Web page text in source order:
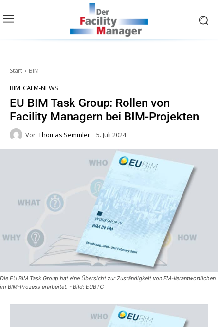
Start BIM
BIM CAFM-NEWS
EU BIM Task Group: Rollen von
Facility Managern bei BIM-Projekten
Von Thomas Semmler 5. Juli 2024
Die EU BIM Task Group hat eine Übersicht zur Zuständigkeit von FM-Verantwortlichen
im BIM-Prozess erarbeitet. - Bild: EUBTG